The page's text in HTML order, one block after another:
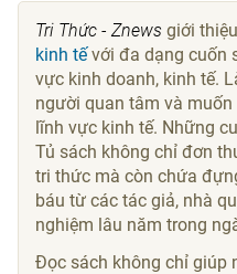
Tri Thức - Znews giới
kinh tếvới đa dạng cuốn
vực kinh doanh, kinh tế.
người quan tâm và
lĩnh vực kinh tế. Những
Tủ sách không chỉ đơn
tri thức mà còn chứa
báu từ các tác giả, nhà
nghiệm lâu năm trong
Đọc sách không chỉ giúp